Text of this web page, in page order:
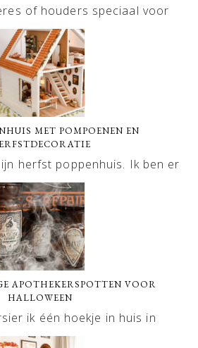
of houders speciaal voor
MET POMPOENEN EN
herfst poppenhuis. Ik ben er
APOTHEKERSPOTTEN VOOR
HALLOWEEN
ik één hoekje in huis in